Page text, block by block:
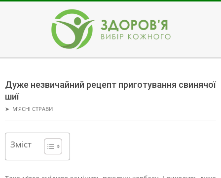
ЗДОРОВ'Я
Menu
Дуже незвичайний рецепт приготування свинячої
шиї
➤ М'ЯСНІ СТРАВИ
Зміст